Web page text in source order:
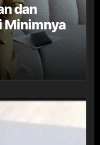
dan
Minimnya